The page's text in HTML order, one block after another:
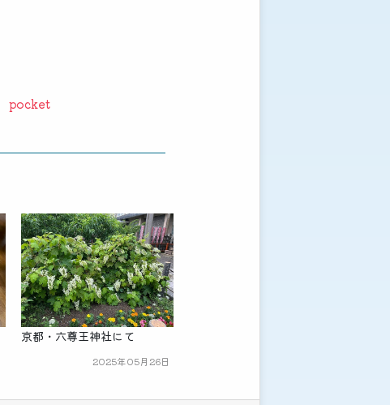
pocket
京都・六尊王神社にて
2025年05月26日